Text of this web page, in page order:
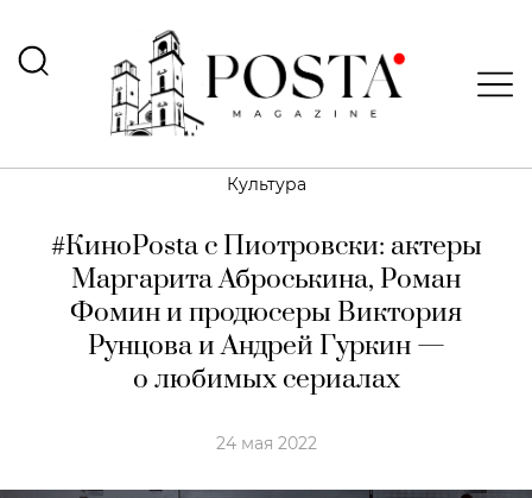
Культура
#КиноPosta c Пиотровски: актеры
Маргарита Аброськина, Роман
Фомин и продюсеры Виктория
Рунцова и Андрей Гуркин —
о любимых сериалах
24 мая 2022